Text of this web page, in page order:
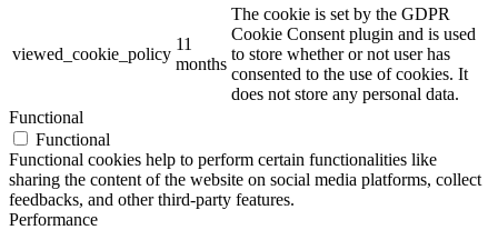
viewed_cookie_policy
11
months
The cookie is set by the GDPR
Cookie Consent plugin and is used
to store whether or not user has
consented to the use of cookies. It
does not store any personal data.
Functional
Functional
Functional cookies help to perform certain functionalities like
sharing the content of the website on social media platforms, collect
feedbacks, and other third-party features.
Performance